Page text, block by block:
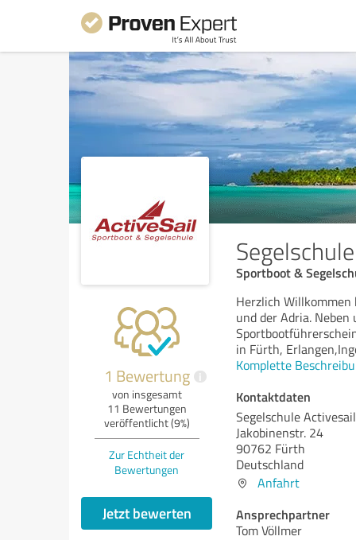
Sportboot &
1 Bewertung i
von insgesamt
11 Bewertungen
veröffentlicht (9%)
Zur Echtheit der
Bewertungen
Jetzt bewerten
Herzlich
und der Adria.
in Fürth,
Komplette
Kontaktdaten
Segelschule Activesail
Jakobinenstr. 24
90762 Fürth
Deutschland
Anfahrt
Ansprechpartner
Tom Völlmer